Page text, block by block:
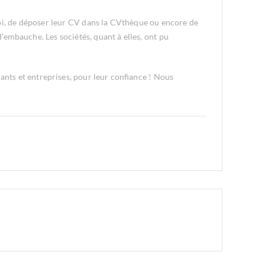
de déposer leur CV dans la CVthèque ou encore de
Les sociétés, quant à elles, ont pu
et entreprises, pour leur confiance ! Nous